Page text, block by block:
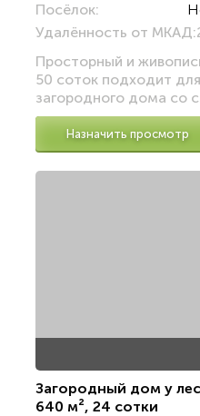
Посёлок:
Удалённость от МКАД:
Просторный и
50 соток подходит
загородного дома со
Назначить просмотр
Загородный дом у
640 м², 24 сотки